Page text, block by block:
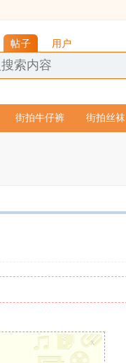
帖子 用户
街拍牛仔裤 街拍丝袜
x